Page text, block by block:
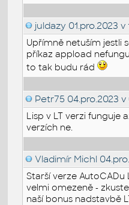
juldazy 01.pro.2023 v
Upřímně netuším jestli
příkaz appload
to tak budu rád
Petr75 04.pro.2023 v
Lisp v LT verzi funguje
verzích ne.
Vladimír Michl
Starší verze
velmi omezeně -
naší bonus nadstavbě